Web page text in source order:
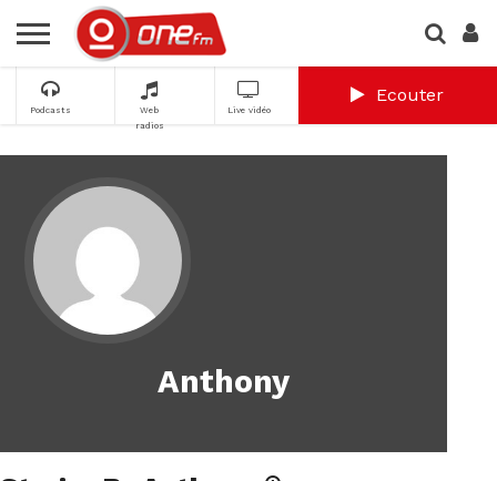
Podcasts
Web
radios
Live vidéo
Ecouter
Anthony